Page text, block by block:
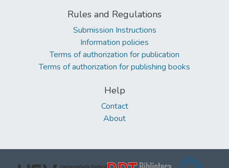
Rules and Regulations
Submission Instructions
Information policies
Terms of authorization for publication
Terms of authorization for publishing books
Help
Contact
About